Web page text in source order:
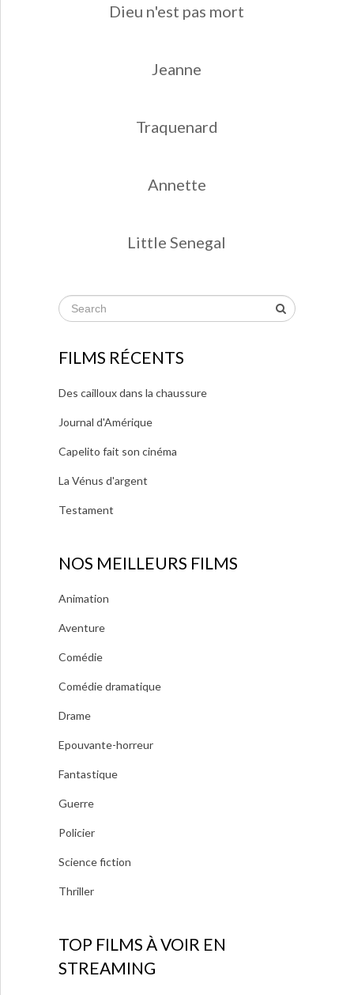
Dieu n'est pas mort
Jeanne
Traquenard
Annette
Little Senegal
FILMS RÉCENTS
Des cailloux dans la chaussure
Journal d'Amérique
Capelito fait son cinéma
La Vénus d'argent
Testament
NOS MEILLEURS FILMS
Animation
Aventure
Comédie
Comédie dramatique
Drame
Epouvante-horreur
Fantastique
Guerre
Policier
Science fiction
Thriller
TOP FILMS À VOIR EN
STREAMING